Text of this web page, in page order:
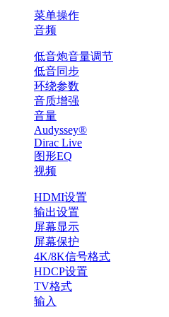
菜单操作
音频
低音炮音量调节
低音同步
环绕参数
音质增强
音量
Audyssey®
Dirac Live
图形EQ
视频
HDMI设置
输出设置
屏幕显示
屏幕保护
4K/8K信号格式
HDCP设置
TV格式
输入